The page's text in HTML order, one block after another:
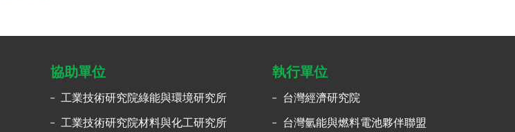
協助單位
工業技術研究院綠能與環境研究所
工業技術研究院材料與化工研究所
執行單位
台灣經濟研究院
台灣氫能與燃料電池夥伴聯盟